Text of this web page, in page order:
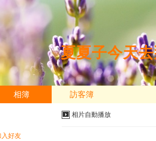
夏夏子今天
相簿 訪客簿
相片自動播放
入好友